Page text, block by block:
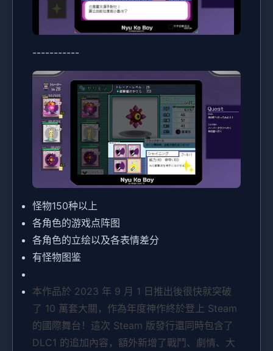
-----------
怪物150种以上
各角色的游戏点阵图
各角色的立绘以及各表情差分
有怪物图鉴
本作品於 2023 年 9 月 1 日推出後很快就突破
了 10 萬套大關，作為年度神作終於登上 Steam
的國際舞台！這次 Steam 版發行還同時包含了
DLC1 的追加內容，額外新增了戰鬥、劇情、大